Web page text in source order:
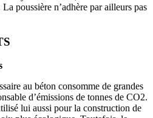
poussière n’adhère par ailleurs pas
au béton consomme de grandes
d’émissions de tonnes de CO2.
lui aussi pour la construction de